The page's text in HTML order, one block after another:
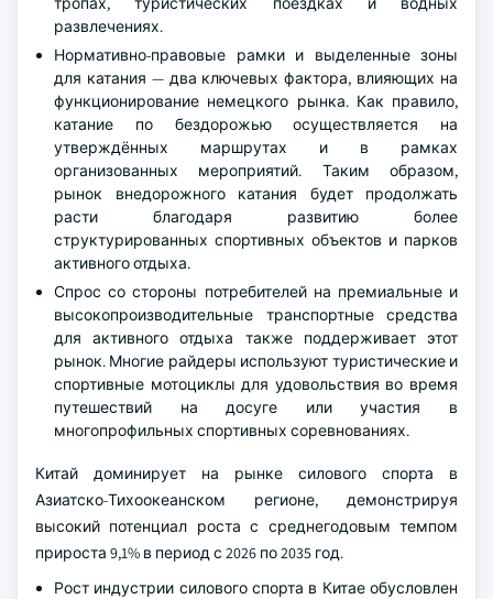
развлечениях.
Нормативно-правовые рамки и выделенные зоны
для катания — два ключевых фактора, влияющих на
функционирование немецкого рынка. Как правило,
катание по бездорожью осуществляется на
утверждённых маршрутах и в рамках
организованных мероприятий. Таким образом,
рынок внедорожного катания будет продолжать
расти благодаря развитию более
структурированных спортивных объектов и парков
активного отдыха.
Спрос со стороны потребителей на премиальные и
высокопроизводительные транспортные средства
для активного отдыха также поддерживает этот
рынок. Многие райдеры используют туристические и
спортивные мотоциклы для удовольствия во время
путешествий на досуге или участия в
многопрофильных спортивных соревнованиях.
Китай доминирует на рынке силового спорта в
Азиатско-Тихоокеанском регионе, демонстрируя
высокий потенциал роста с среднегодовым темпом
прироста 9,1% в период с 2026 по 2035 год.
Рост индустрии силового спорта в Китае обусловлен